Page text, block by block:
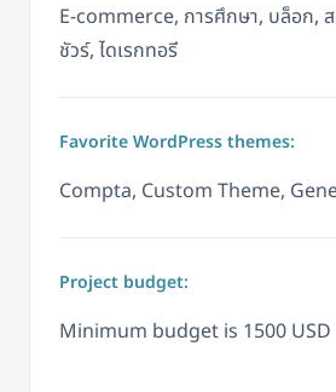
E-commerce, การศึกษา, บล็อก,
ชัวร์, ไดเรกทอรี
Favorite WordPress themes:
Compta, Custom Theme,
Project budget:
Minimum budget is 1500 USD